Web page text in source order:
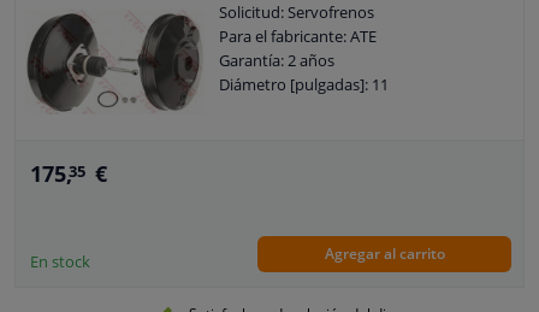
Solicitud: Servofrenos
Para el fabricante: ATE
Garantía: 2 años
Diámetro [pulgadas]: 11
175,35 €
En stock Agregar al carrito